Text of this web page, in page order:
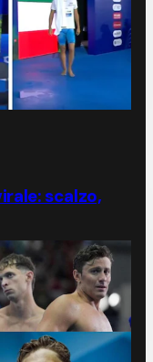
scalzo,